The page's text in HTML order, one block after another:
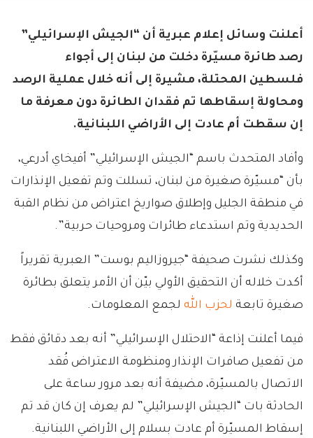
أعلنت وسائل إعلام عبرية أن “الجيش الإسرائيلي”
رصد طائرة مسيّرة دخلت من لبنان إلى أجواء
فلسطين المحتلة، مشيرة إلى أنه خلال عملية الرصد
ومحاولة إسقاطها تم فقدان الطائرة دون معرفة ما
إن سقطت أم عادت إلى الأراضي اللبنانية.
وأفاد المتحدث باسم “الجيش الإسرائيلي” أفيخاي أدرعي،
بأن “مسيّرة صغيرة من لبنان، تسللت وتم تفعيل الإنذارات
في منطقة الجليل وإطلاق صواريخ اعتراض من نظام القبة
الحديدية وتم استدعاء طائرات ومروحيات حربية”.
وكذلك نشرت صحيفة “جيروزاليم بوست” العبرية تقريراً
أكدت خلاله أن التحقيق الأولي بيّن أن الأمر يتعلق بطائرة
صغيرة تابعة لحزب الله لجمع المعلومات.
فيما أعلنت إذاعة “الاحتلال الإسرائيلي” أنه بعد دقائق فقط
من تفعيل صافرات الإنذار ومنظومة الاعتراض فُقد
الاتصال بالمسيّرة، مضيفة أنه بعد مرور ساعة على
الحادثة بات “الجيش الإسرائيلي” لم يعرف إن كان قد تم
إسقاط المسيّرة أم عادت بسلام إلى الأراضي اللبنانية.